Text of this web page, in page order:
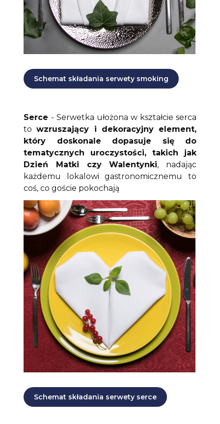
Schemat składania serwety smoking
Serce - Serwetka ułożona w kształcie serca
towzruszający i dekoracyjny element,
który doskonale dopasuje się do
tematycznych uroczystości, takich jak
Dzień Matki czy Walentynki, nadając
każdemu lokalowi gastronomicznemu to
coś, co goście pokochają
Schemat składania serwety serce